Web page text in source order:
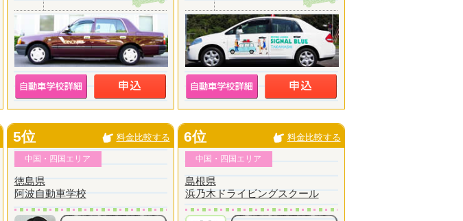
5位 料金比較する
中国・四国エリア
徳島県
阿波自動車学校
6位 料金比較する
中国・四国エリア
島根県
浜乃木ドライビングスクール